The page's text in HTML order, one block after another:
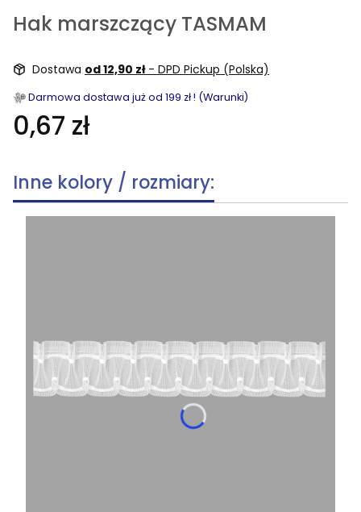
Hak marszczący TASMAM
Dostawa od 12,90 zł - DPD Pickup (Polska)
Darmowa dostawa już od 199 zł ! (Warunki)
0,67 zł
Inne kolory / rozmiary: